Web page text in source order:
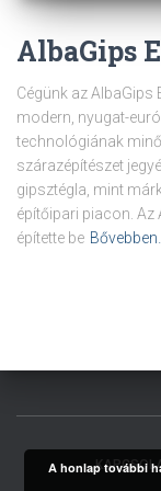
AlbaGips
Cégünk az AlbaGips
modern, nyugat-
technológiának
szárazépítészet
gipsztégla, mint
építőipari piacon. Az
építette be
A honlap további